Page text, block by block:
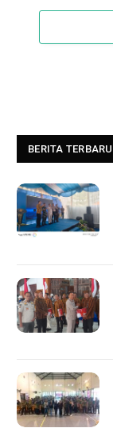
BERITA TERBARU